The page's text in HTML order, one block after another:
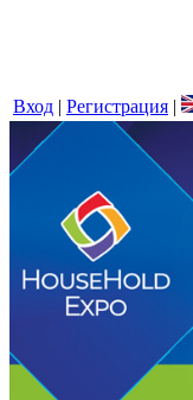
Вход | Регистрация |